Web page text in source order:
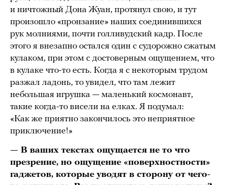
и ничтожный Дона Жуан, протянул свою, и тут
произошло «пронзание» наших соединившихся
рук молниями, почти голливудский кадр. После
этого я внезапно остался один с судорожно сжатым
кулаком, при этом с достоверным ощущением, что
в кулаке что-то есть. Когда я с некоторым трудом
разжал ладонь, то увидел, что там лежит
небольшая игрушка — маленький космонавт,
такие когда-то висели на елках. Я подумал:
«Как же приятно закончилось это неприятное
приключение!»
— В ваших текстах ощущается не то что
презрение, но ощущение «поверхностности»
гаджетов, которые уводят в сторону от чего-